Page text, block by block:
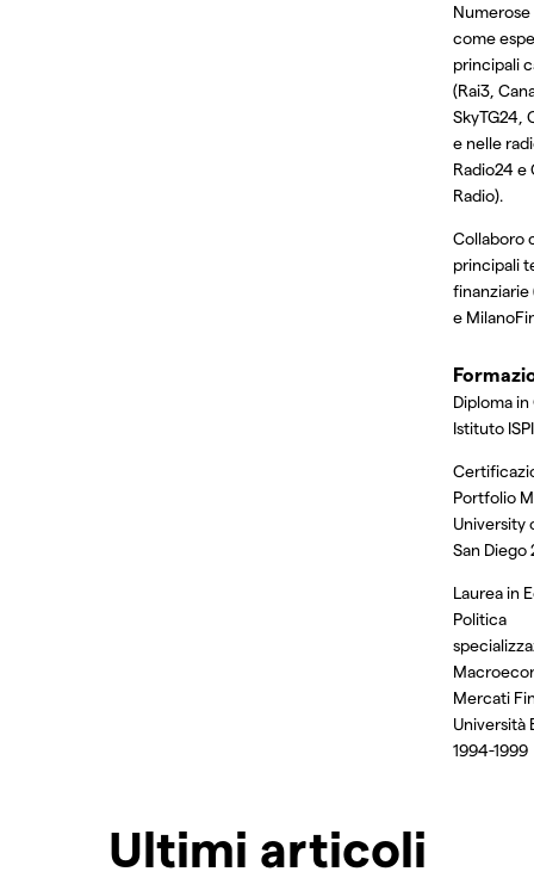
come
principali
(Rai3,
SkyTG24,
e nelle
Radio24 e
Radio).
Collaboro
principali
finanziarie
e
Diploma
Istituto
Portfolio
University
San
Laurea in
Politica
Mercati
Università
1994-1999
Ultimi articoli